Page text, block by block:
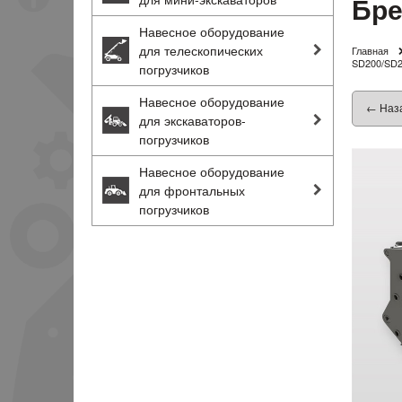
Навесное оборудование
для телескопических
погрузчиков
Навесное оборудование
для экскаваторов-
погрузчиков
Навесное оборудование
для фронтальных
погрузчиков
Главная
SD200/
←